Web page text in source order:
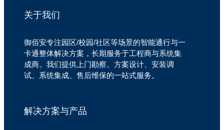
关于我们
御佰安专注园区/校园/社区等场景的智能通行与一
卡通整体解决方案，长期服务于工程商与系统集
成商。我们提供上门勘察、方案设计、安装调
试、系统集成、售后维保的一站式服务。
解决方案与产品